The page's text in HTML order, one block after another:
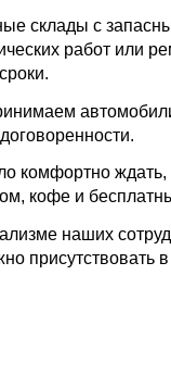
склады с
работ или
комфортно ждать,
кофе и
наших
присутствовать